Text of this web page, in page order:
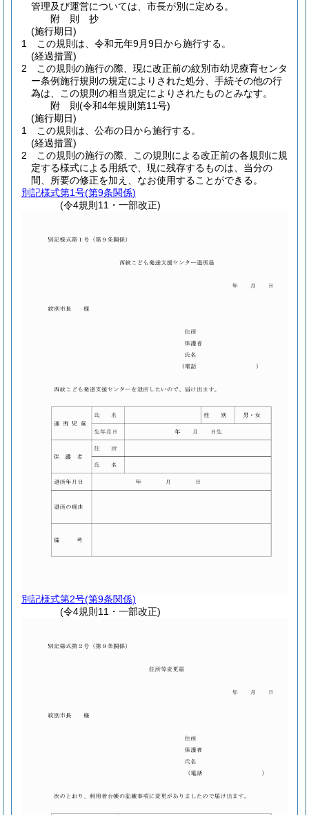
管理及び運営については、市長が別に定める。
附 則
抄
(施行期日)
1
この規則は、令和元年9月9日から施行する。
(経過措置)
2
この規則の施行の際、現に改正前の紋別市幼児療育センタ
ー条例施行規則の規定によりされた処分、手続その他の行
為は、この規則の相当規定によりされたものとみなす。
附 則(令和4年規則第11号)
(施行期日)
1
この規則は、公布の日から施行する。
(経過措置)
2
この規則の施行の際、この規則による改正前の各規則に規
定する様式による用紙で、現に残存するものは、当分の
間、所要の修正を加え、なお使用することができる。
別記様式第1号(第9条関係)
(令4規則11・一部改正)
別記様式第2号(第9条関係)
(令4規則11・一部改正)